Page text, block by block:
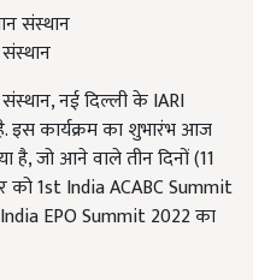
नई दिल्ली के IARI
इस कार्यक्रम का शुभारंभ आज
है, जो आने वाले तीन दिनों (11
को 1st India ACABC Summit
EPO Summit 2022 का